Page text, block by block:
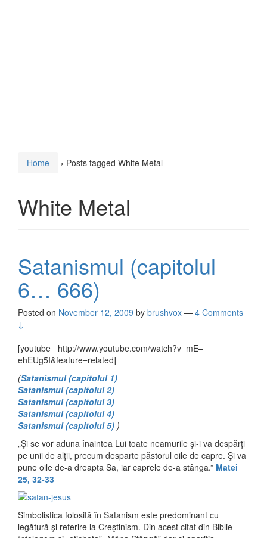
Home › Posts tagged White Metal
White Metal
Satanismul (capitolul
6… 666)
Posted on November 12, 2009 by brushvox — 4 Comments
↓
[youtube= http://www.youtube.com/watch?v=mE–
ehEUg5I&feature=related]
(Satanismul (capitolul 1)
Satanismul (capitolul 2)
Satanismul (capitolul 3)
Satanismul (capitolul 4)
Satanismul (capitolul 5) )
„Şi se vor aduna înaintea Lui toate neamurile şi-i va despărţi
pe unii de alţii, precum desparte păstorul oile de capre. Şi va
pune oile de-a dreapta Sa, iar caprele de-a stânga.” Matei
25, 32-33
Simbolistica folosită în Satanism este predominant cu
legătură şi referire la Creştinism. Din acest citat din Biblie